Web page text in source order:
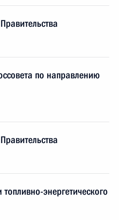
по направлению
энергетического